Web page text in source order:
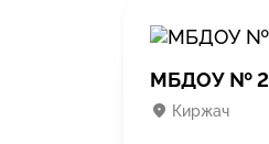
МБДОУ № 2
Киржач